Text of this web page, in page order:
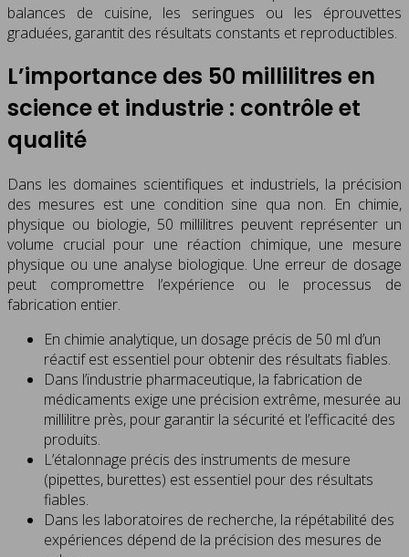
balances de cuisine, les seringues ou les éprouvettes
graduées, garantit des résultats constants et reproductibles.
L’importance des 50 millilitres en
science et industrie : contrôle et
qualité
Dans les domaines scientifiques et industriels, la précision
des mesures est une condition sine qua non. En chimie,
physique ou biologie, 50 millilitres peuvent représenter un
volume crucial pour une réaction chimique, une mesure
physique ou une analyse biologique. Une erreur de dosage
peut compromettre l’expérience ou le processus de
fabrication entier.
En chimie analytique, un dosage précis de 50 ml d’un
réactif est essentiel pour obtenir des résultats fiables.
Dans l’industrie pharmaceutique, la fabrication de
médicaments exige une précision extrême, mesurée au
millilitre près, pour garantir la sécurité et l’efficacité des
produits.
L’étalonnage précis des instruments de mesure
(pipettes, burettes) est essentiel pour des résultats
fiables.
Dans les laboratoires de recherche, la répétabilité des
expériences dépend de la précision des mesures de